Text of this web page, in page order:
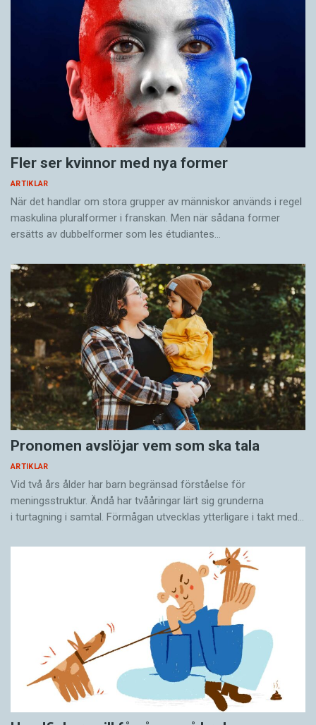
Fler ser kvinnor med nya former
ARTIKLAR
När det handlar om stora grupper av människor används i regel
maskulina pluralformer i franskan. Men när sådana ­former
ersätts av dubbel­former som les étudiantes…
Pronomen avslöjar vem som ska tala
ARTIKLAR
Vid två års ålder har barn begränsad förståelse för
meningsstruktur. Ändå har tvååringar lärt sig grunderna
i turtagning i samtal. Förmågan utvecklas ytterligare i takt med…